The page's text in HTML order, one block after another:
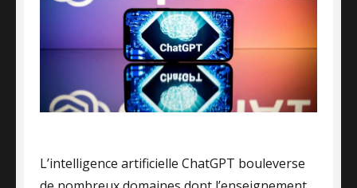
L’intelligence artificielle ChatGPT bouleverse